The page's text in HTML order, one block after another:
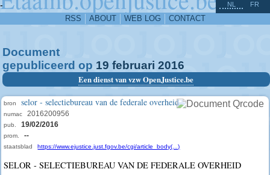
-
RSS ABOUT WEB LOG CONTACT
NL FR
Document
gepubliceerd op 19 februari 2016
Een dienst van vzw OpenJustice.be
bron selor - selectiebureau van de federale overheid
numac 2016200956
pub. 19/02/2016
prom. --
staatsblad https://www.ejustice.just.fgov.be/cgi/article_body(...)
SELOR - SELECTIEBUREAU VAN DE FEDERALE OVERHEID
^